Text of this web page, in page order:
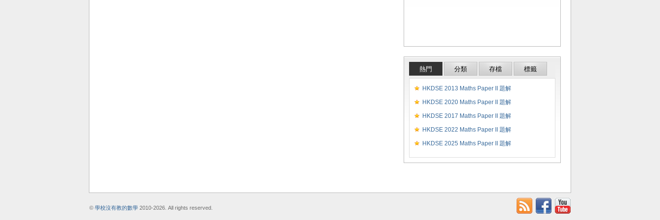
熱門 分類 存檔 標籤
HKDSE 2013 Maths Paper II 題解
HKDSE 2020 Maths Paper II 題解
HKDSE 2017 Maths Paper II 題解
HKDSE 2022 Maths Paper II 題解
HKDSE 2025 Maths Paper II 題解
© 學校沒有教的數學 2010-2026. All rights reserved.